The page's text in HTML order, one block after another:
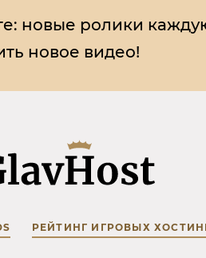
новые ролики
новое видео!
РЕЙТИНГ ИГРОВЫХ